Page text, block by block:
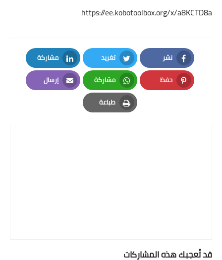
https://ee.kobotoolbox.org/x/a8KCTD8a
نشر
Facebook
تغريد
Twitter
مشاركة
LinkedIn
حفظ
Pinterest
مشاركة
Whatsapp
إرسال
Email
طباعة
Print
قد تُعجبك هذه المشاركات